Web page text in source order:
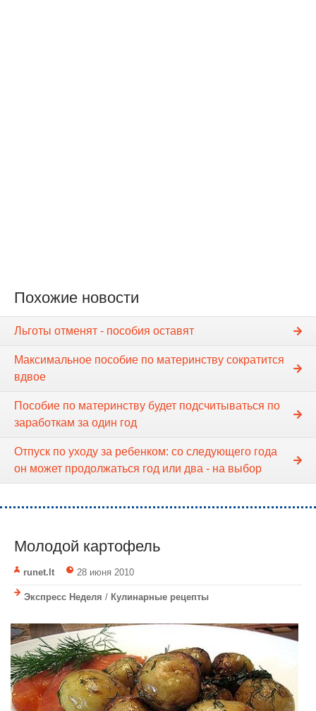
Похожие новости
Льготы отменят - пособия оставят
Максимальное пособие по материнству сократится
вдвое
Пособие по материнству будет подсчитываться по
заработкам за один год
Отпуск по уходу за ребенком: со следующего года
он может продолжаться год или два - на выбор
Молодой картофель
runet.lt 28 июня 2010
Экспресс Неделя / Кулинарные рецепты